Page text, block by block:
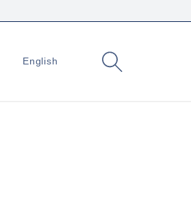
English